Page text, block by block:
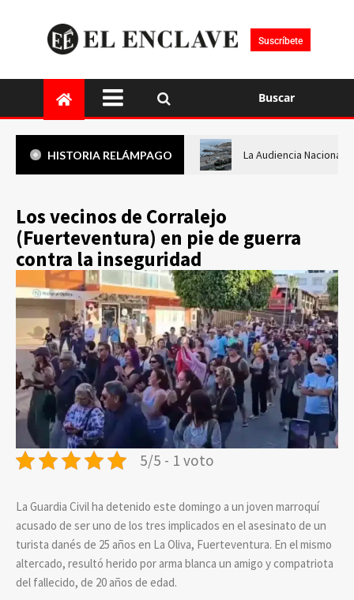
Suscríbete
Buscar
HISTORIA RELÁMPAGO La Audiencia Nacional
Los vecinos de Corralejo
(Fuerteventura) en pie de guerra
contra la inseguridad
5/5 - 1 voto
La Guardia Civil ha detenido este domingo a un joven marroquí
acusado de ser uno de los tres implicados en el asesinato de un
turista danés de 25 años en La Oliva, Fuerteventura. En el mismo
altercado, resultó herido por arma blanca un amigo y compatriota
del fallecido, de 20 años de edad.